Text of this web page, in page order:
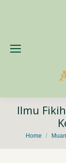
Ilmu
You are here:
Home